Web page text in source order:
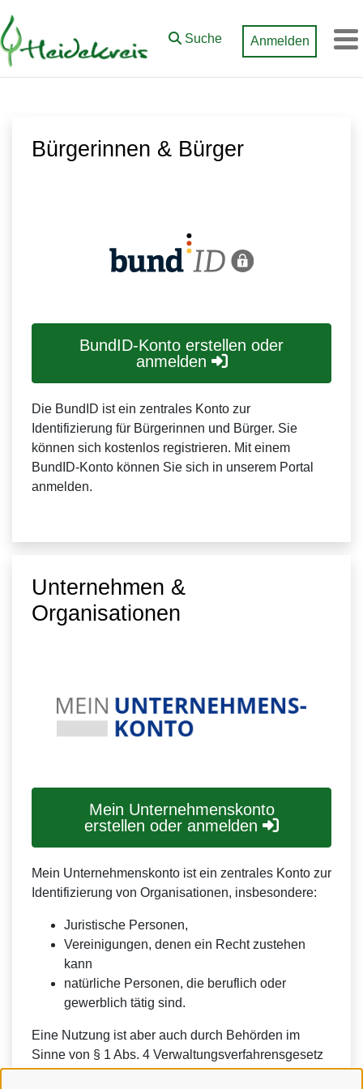
Zum Hauptinhalt springen
Suche Anmelden
Bürgerinnen & Bürger
BundID-Konto erstellen oder
anmelden
Die BundID ist ein zentrales Konto zur
Identifizierung für Bürgerinnen und Bürger. Sie
können sich kostenlos registrieren. Mit einem
BundID-Konto können Sie sich in unserem Portal
anmelden.
Unternehmen &
Organisationen
Mein Unternehmenskonto
erstellen oder anmelden
Mein Unternehmenskonto ist ein zentrales Konto zur
Identifizierung von Organisationen, insbesondere:
Juristische Personen,
Vereinigungen, denen ein Recht zustehen
kann
natürliche Personen, die beruflich oder
gewerblich tätig sind.
Eine Nutzung ist aber auch durch Behörden im
Sinne von § 1 Abs. 4 Verwaltungsverfahrensgesetz
(VwVfG) möglich.